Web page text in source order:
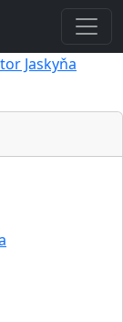
Jaskyňa